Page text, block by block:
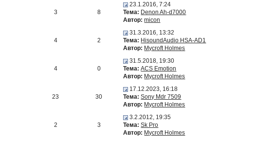
3 8
23.1.2016, 7:24
Тема: Denon Ah-d7000
Автор: micon
4 2
31.3.2016, 13:32
Тема: HisoundAudio HSA-AD1
Автор: Mycroft Holmes
4 0
31.5.2018, 19:30
Тема: ACS Emotion
Автор: Mycroft Holmes
23 30
17.12.2023, 16:18
Тема: Sony Mdr 7509
Автор: Mycroft Holmes
2 3
3.2.2012, 19:35
Тема: Sk Pro
Автор: Mycroft Holmes